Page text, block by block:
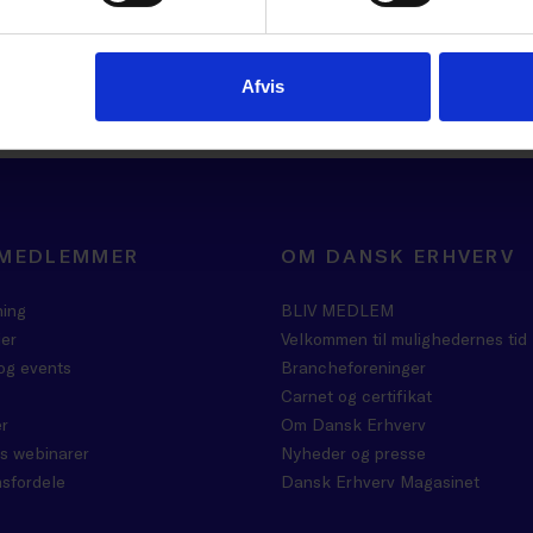
Afvis
svindel i praksis.
events
webinarer
OM DANSK ERHVERV
BLIV MEDLEM
Velkommen til mulighedernes tid
Brancheforeninger
Carnet og certifikat
Om Dansk Erhverv
Nyheder og presse
Dansk Erhverv Magasinet